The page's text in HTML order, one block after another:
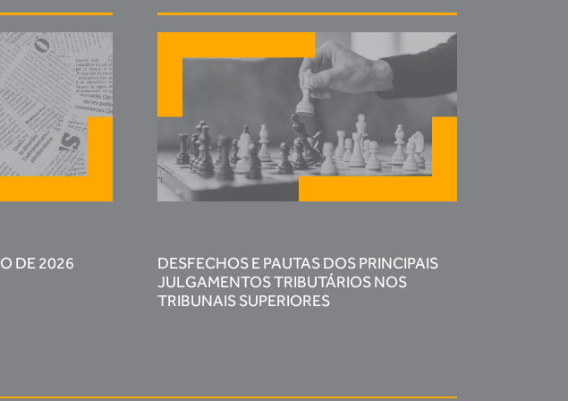
DE 2026
DESFECHOS E PAUTAS DOS PRINCIPAIS
JULGAMENTOS TRIBUTÁRIOS NOS
TRIBUNAIS SUPERIORES